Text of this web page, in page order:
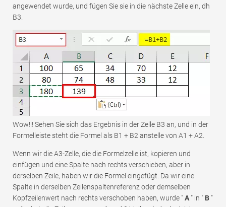
angewendet wurde, und fügen Sie sie in die nächste Zelle ein, dh
B3.
Wow!!! Sehen Sie sich das Ergebnis in der Zelle B3 an, und in der
Formelleiste steht die Formel als B1 + B2 anstelle von A1 + A2.
Wenn wir die A3-Zelle, die die Formelzelle ist, kopieren und
einfügen und eine Spalte nach rechts verschieben, aber in
derselben Zeile, haben wir die Formel eingefügt. Da wir eine
Spalte in derselben Zeilenspaltenreferenz oder demselben
Kopfzeilenwert nach rechts verschoben haben, wurde "A" in " B "